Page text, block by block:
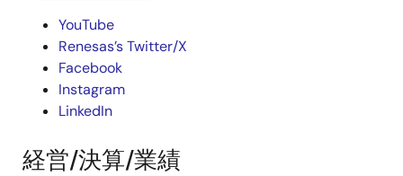
YouTube
Renesas’s Twitter/X
Facebook
Instagram
LinkedIn
経営/決算/業績